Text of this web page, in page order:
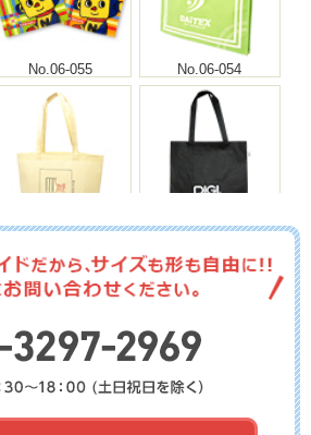
No.06-055 No.06-054
No.06-052 No.06-051